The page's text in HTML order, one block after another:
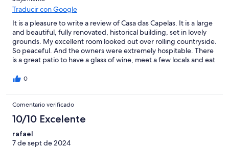
Traducir con Google
It is a pleasure to write a review of Casa das Capelas. It is a large
and beautiful, fully renovated, historical building, set in lovely
grounds. My excellent room looked out over rolling countryside.
So peaceful. And the owners were extremely hospitable. There
is a great patio to have a glass of wine, meet a few locals and eat
again next time I am in the area.
0
Comentario verificado
10/10 Excelente
rafael
7 de sept de 2024